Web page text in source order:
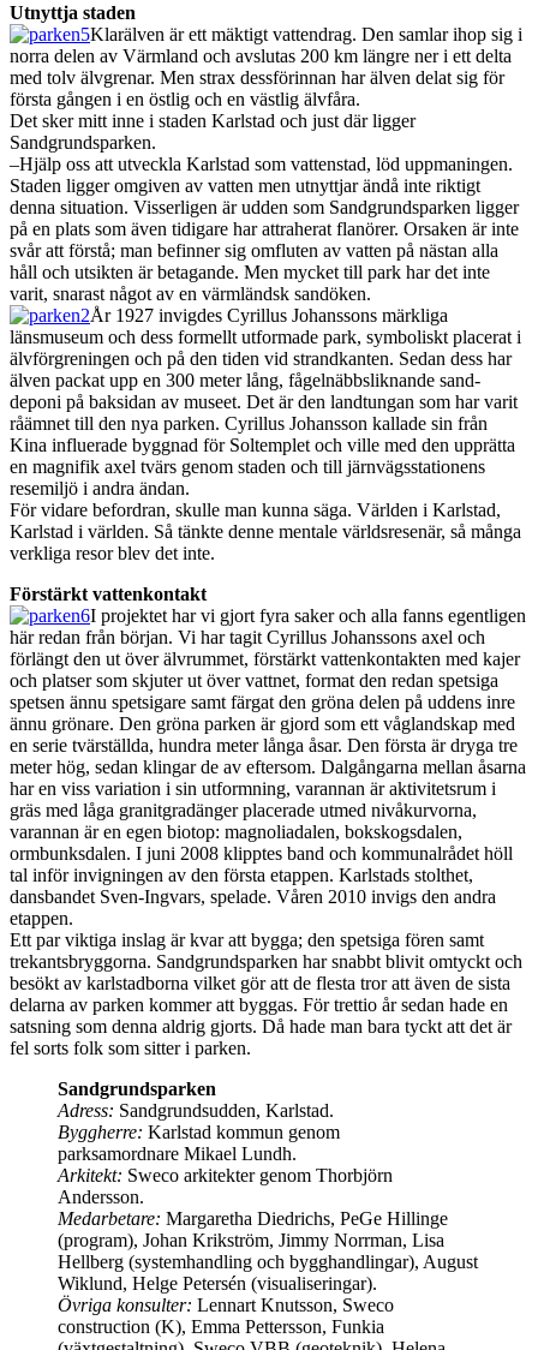
Utnyttja staden
Klarälven är ett mäktigt vattendrag. Den samlar ihop sig i
norra delen av Värmland och avslutas 200 km längre ner i ett delta
med tolv älvgrenar. Men strax dessförinnan har älven delat sig för
första gången i en östlig och en västlig älvfåra.
Det sker mitt inne i staden Karlstad och just där ligger
Sandgrundsparken.
–Hjälp oss att utveckla Karlstad som vattenstad, löd uppmaningen.
Staden ligger omgiven av vatten men utnyttjar ändå inte riktigt
denna situation. Visserligen är udden som Sandgrundsparken ligger
på en plats som även tidigare har attraherat flanörer. Orsaken är inte
svår att förstå; man befinner sig omfluten av vatten på nästan alla
håll och utsikten är betagande. Men mycket till park har det inte
varit, snarast något av en värmländsk sandöken.
År 1927 invigdes Cyrillus Johanssons märkliga
länsmuseum och dess formellt utformade park, symboliskt placerat i
älvförgreningen och på den tiden vid strandkanten. Sedan dess har
älven packat upp en 300 meter lång, fågelnäbbsliknande sand-
deponi på baksidan av museet. Det är den landtungan som har varit
råämnet till den nya parken. Cyrillus Johansson kallade sin från
Kina influerade byggnad för Soltemplet och ville med den upprätta
en magnifik axel tvärs genom staden och till järnvägsstationens
resemiljö i andra ändan.
För vidare befordran, skulle man kunna säga. Världen i Karlstad,
Karlstad i världen. Så tänkte denne mentale världsresenär, så många
verkliga resor blev det inte.
Förstärkt vattenkontakt
I projektet har vi gjort fyra saker och alla fanns egentligen
här redan från början. Vi har tagit Cyrillus Johanssons axel och
förlängt den ut över älvrummet, förstärkt vattenkontakten med kajer
och platser som skjuter ut över vattnet, format den redan spetsiga
spetsen ännu spetsigare samt färgat den gröna delen på uddens inre
ännu grönare. Den gröna parken är gjord som ett våglandskap med
en serie tvärställda, hundra meter långa åsar. Den första är dryga tre
meter hög, sedan klingar de av eftersom. Dalgångarna mellan åsarna
har en viss variation i sin utformning, varannan är aktivitetsrum i
gräs med låga granitgradänger placerade utmed nivåkurvorna,
varannan är en egen biotop: magnoliadalen, bokskogsdalen,
ormbunksdalen. I juni 2008 klipptes band och kommunalrådet höll
tal inför invigningen av den första etappen. Karlstads stolthet,
dansbandet Sven-Ingvars, spelade. Våren 2010 invigs den andra
etappen.
Ett par viktiga inslag är kvar att bygga; den spetsiga fören samt
trekantsbryggorna. Sandgrundsparken har snabbt blivit omtyckt och
besökt av karlstadborna vilket gör att de flesta tror att även de sista
delarna av parken kommer att byggas. För trettio år sedan hade en
satsning som denna aldrig gjorts. Då hade man bara tyckt att det är
fel sorts folk som sitter i parken.
Sandgrundsparken
Adress: Sandgrundsudden, Karlstad.
Byggherre: Karlstad kommun genom
parksamordnare Mikael Lundh.
Arkitekt: Sweco arkitekter genom Thorbjörn
Andersson.
Medarbetare: Margaretha Diedrichs, PeGe Hillinge
(program), Johan Krikström, Jimmy Norrman, Lisa
Hellberg (systemhandling och bygghandlingar), August
Wiklund, Helge Petersén (visualiseringar).
Övriga konsulter: Lennart Knutsson, Sweco
construction (K), Emma Pettersson, Funkia